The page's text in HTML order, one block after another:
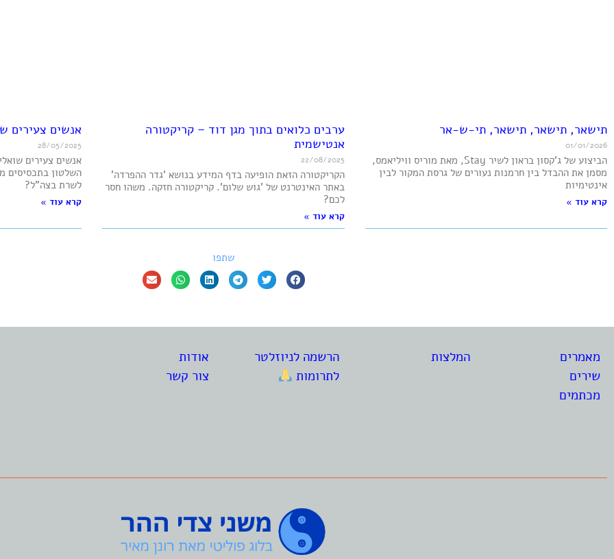
תישאר, תישאר, תישאר, תי-ש-אר
01/01/2026
הביצוע של ג’קסון בראון לשיר Stay, מאת מוריס וויליאמס,
מסמן את ההבדל בין חרמנות נעורים של גרסת המקור לבין
אינטימיות
קרא עוד »
ערבים כלואים בתוך מגן דוד – קריקטורה
אנטישמית
22/08/2025
הקריקטורה הזאת הופיעה בדף המידע בנושא 'גדר ההפרדה'
באתר האינטרנט של 'גוש שלום'. קריקטורה חזקה. משהו חסר
לכם?
קרא עוד »
אנשים צעירים
28/05/2025
אנשים צעירים
השלטון בתכסיסים
לשרת בצה"ל?
קרא עוד »
שתפו
מאמרים
שירים
מכתמים
המלצות
הרשמה לניוזלטר
לתרומות
אודות
צור קשר